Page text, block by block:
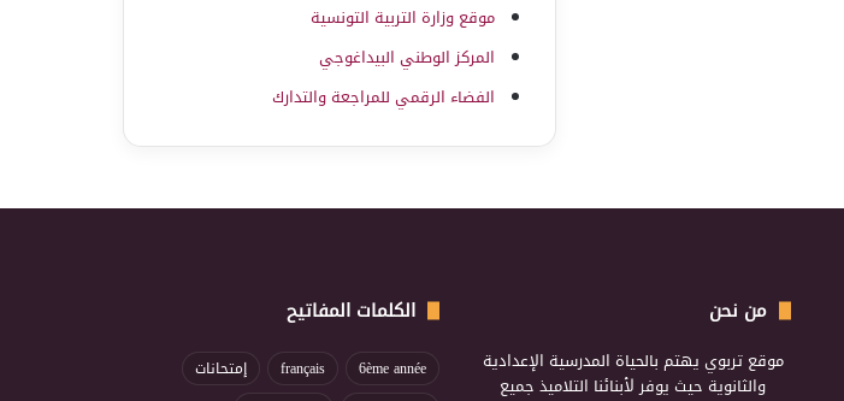
موقع وزارة التربية التونسية
المركز الوطني البيداغوجي
الفضاء الرقمي للمراجعة والتدارك
من نحن
موقع تربوي يهتم بالحياة المدرسية الإعدادية
والثانوية حيث يوفر لأبنائنا التلاميذ جميع
الكلمات المفاتيح
6ème année
français
إمتحانات